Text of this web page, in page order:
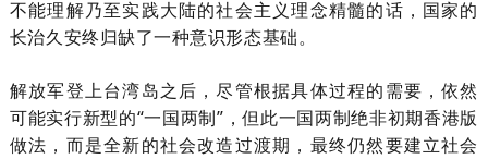
不能理解乃至实践大陆的社会主义理念精髓的话，国家的
长治久安终归缺了一种意识形态基础。
解放军登上台湾岛之后，尽管根据具体过程的需要 ，依然
可能实行新型的“一国两制” ，但此一国两制绝非初期香港版
做法 ，而是全新的社会改造过渡期，最终仍然要建立社会